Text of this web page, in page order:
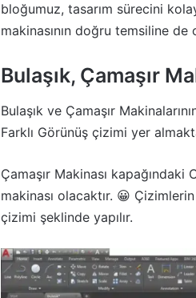
bloğumuz, tasarım sürecini
makinasının doğru temsiline de
Bulaşık, Çamaşır
Bulaşık ve Çamaşır
Farklı Görünüş çizimi yer
Çamaşır Makinası
makinası olacaktır. 😀
çizimi şeklinde yapılır.